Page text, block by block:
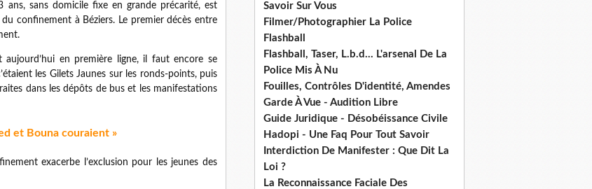
ans, sans domicile fixe en grande précarité, est
confinement à Béziers. Le premier décès entre
en première ligne, il faut encore se
les Gilets Jaunes sur les ronds-points, puis
dans les dépôts de bus et les manifestations
et Bouna couraient »
exacerbe l’exclusion pour les jeunes des
Savoir Sur Vous
Filmer/Photographier La Police
Flashball
Flashball, Taser, L.b.d... L'arsenal De La
Police Mis À Nu
Fouilles, Contrôles D'identité, Amendes
Garde À Vue - Audition Libre
Guide Juridique - Désobéissance Civile
Hadopi - Une Faq Pour Tout Savoir
Interdiction De Manifester : Que Dit La
Loi ?
La Reconnaissance Faciale Des